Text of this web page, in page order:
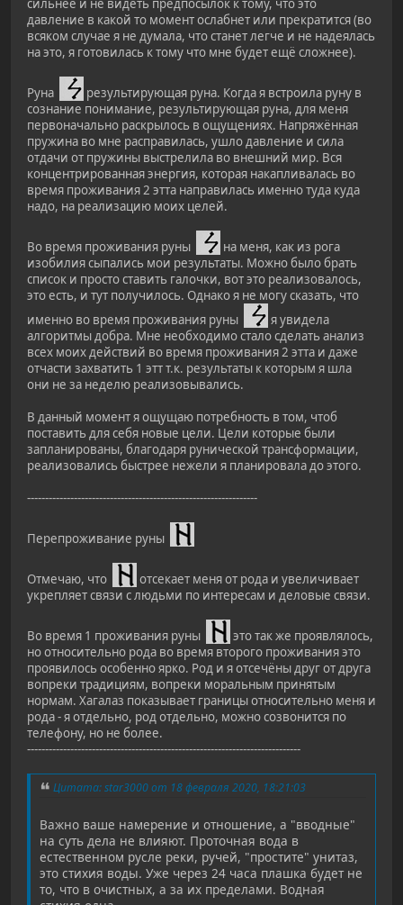
сильнее и не видеть предпосылок к тому, что это
давление в какой то момент ослабнет или прекратится (во
всяком случае я не думала, что станет легче и не надеялась
на это, я готовилась к тому что мне будет ещё сложнее).
Руна
результирующая руна. Когда я встроила руну в
сознание понимание, результирующая руна, для меня
первоначально раскрылось в ощущениях. Напряжённая
пружина во мне расправилась, ушло давление и сила
отдачи от пружины выстрелила во внешний мир. Вся
концентрированная энергия, которая накапливалась во
время проживания 2 этта направилась именно туда куда
надо, на реализацию моих целей.
Во время проживания руны
на меня, как из рога
изобилия сыпались мои результаты. Можно было брать
список и просто ставить галочки, вот это реализовалось,
это есть, и тут получилось. Однако я не могу сказать, что
именно во время проживания руны
я увидела
алгоритмы добра. Мне необходимо стало сделать анализ
всех моих действий во время проживания 2 этта и даже
отчасти захватить 1 этт т.к. результаты к которым я шла
они не за неделю реализовывались.
В данный момент я ощущаю потребность в том, чтоб
поставить для себя новые цели. Цели которые были
запланированы, благодаря рунической трансформации,
реализовались быстрее нежели я планировала до этого.
----------------------------------------------------------------
Перепроживание руны
Отмечаю, что
отсекает меня от рода и увеличивает
укрепляет связи с людьми по интересам и деловые связи.
Во время 1 проживания руны
это так же проявлялось,
но относительно рода во время второго проживания это
проявилось особенно ярко. Род и я отсечёны друг от друга
вопреки традициям, вопреки моральным принятым
нормам. Хагалаз показывает границы относительно меня и
рода - я отдельно, род отдельно, можно созвонится по
телефону, но не более.
----------------------------------------------------------------------------
Цитата: star3000 от 18 февраля 2020, 18:21:03
Важно ваше намерение и отношение, а "вводные"
на суть дела не влияют. Проточная вода в
естественном русле реки, ручей, "простите" унитаз,
это стихия воды. Уже через 24 часа плашка будет не
то, что в очистных, а за их пределами. Водная